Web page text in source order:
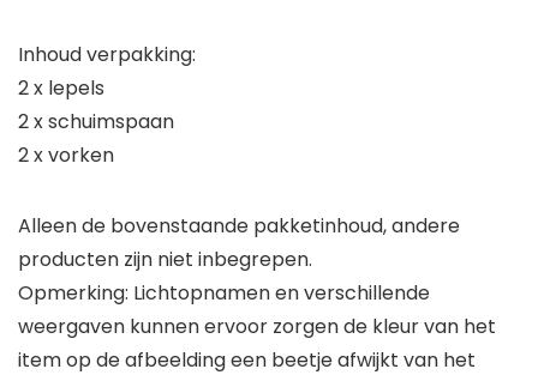
Inhoud verpakking:
2 x lepels
2 x schuimspaan
2 x vorken
Alleen de bovenstaande pakketinhoud, andere
producten zijn niet inbegrepen.
Opmerking: Lichtopnamen en verschillende
weergaven kunnen ervoor zorgen de kleur van het
item op de afbeelding een beetje afwijkt van het